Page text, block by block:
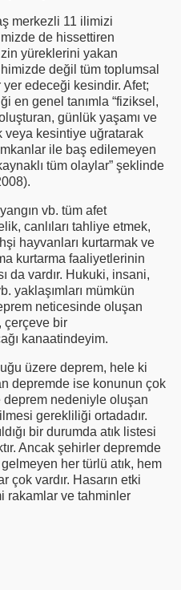
merkezli 11 ilimizi
de hissettiren
yüreklerini yakan
değil tüm toplumsal
yer edeceği kesindir. Afet;
en genel tanımla “fiziksel,
günlük yaşamı ve
veya kesintiye uğratarak
ile baş edilemeyen
tüm olaylar” şeklinde
vb. tüm afet
canlıları tahliye etmek,
hayvanları kurtarmak ve
kurtarma faaliyetlerinin
da vardır. Hukuki, insani,
yaklaşımları mümkün
neticesinde oluşan
çerçeve bir
kanaatindeyim.
üzere deprem, hele ki
depremde ise konunun çok
nedeniyle oluşan
gerekliliği ortadadır.
bir durumda atık listesi
Ancak şehirler depremde
her türlü atık, hem
çok vardır. Hasarın etki
rakamlar ve tahminler